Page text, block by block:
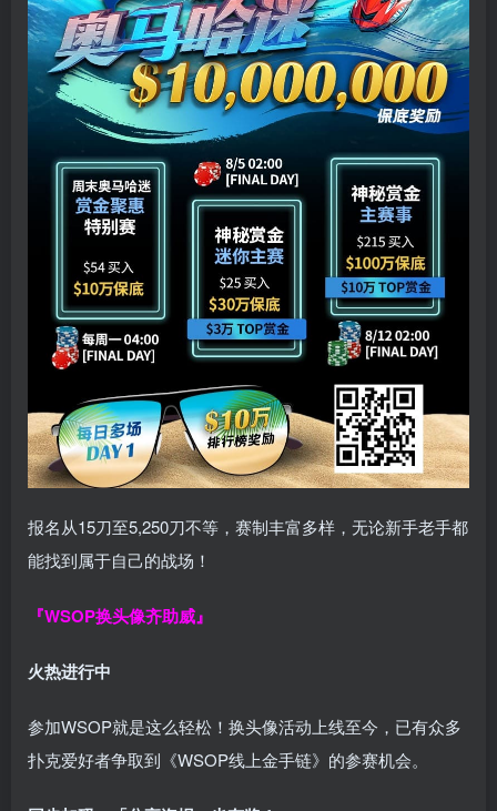
报名从15刀至5,250刀不等，赛制丰富多样，无论新手老手都
能找到属于自己的战场！
『WSOP换头像齐助威』
火热进行中
参加WSOP就是这么轻松！换头像活动上线至今，已有众多
扑克爱好者争取到《WSOP线上金手链》的参赛机会。